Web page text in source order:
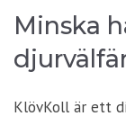
Minska
KlövKoll är ett